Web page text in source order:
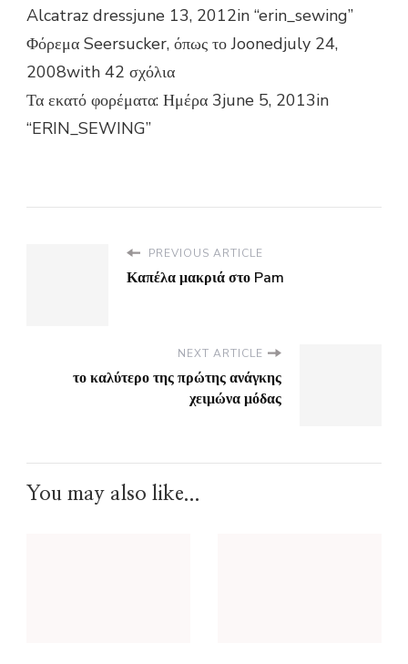
Alcatraz dressjune 13, 2012in “erin_sewing”
Φόρεμα Seersucker, όπως το Joonedjuly 24,
2008with 42 σχόλια
Τα εκατό φορέματα: Ημέρα 3june 5, 2013in
“ERIN_SEWING”
PREVIOUS ARTICLE
Καπέλα μακριά στο Pam
NEXT ARTICLE
το καλύτερο της πρώτης ανάγκης
χειμώνα μόδας
You may also like...